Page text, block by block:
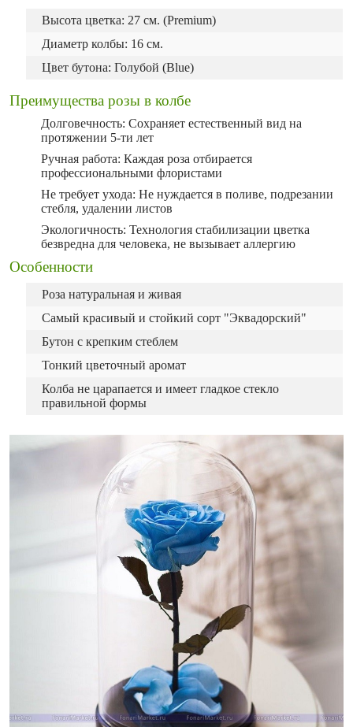
Высота цветка: 27 см. (Premium)
Диаметр колбы: 16 см.
Цвет бутона: Голубой (Blue)
Преимущества розы в колбе
Долговечность: Сохраняет естественный вид на
протяжении 5-ти лет
Ручная работа: Каждая роза отбирается
профессиональными флористами
Не требует ухода: Не нуждается в поливе, подрезании
стебля, удалении листов
Экологичность: Технология стабилизации цветка
безвредна для человека, не вызывает аллергию
Особенности
Роза натуральная и живая
Самый красивый и стойкий сорт "Эквадорский"
Бутон с крепким стеблем
Тонкий цветочный аромат
Колба не царапается и имеет гладкое стекло
правильной формы